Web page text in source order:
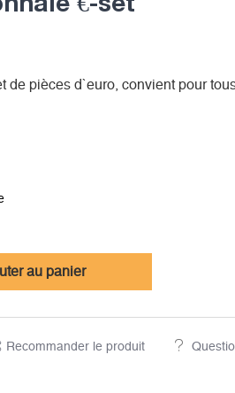
de pièces d`euro, convient pour
au panier
Recommander le produit